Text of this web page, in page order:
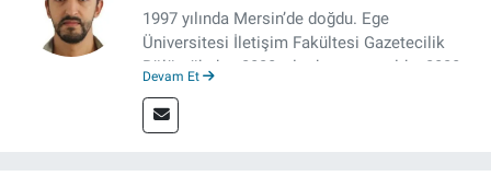
1997 yılında Mersin’de doğdu. Ege
Üniversitesi İletişim Fakültesi Gazetecilik
Bölümü’nden 2020 yılında mezun oldu. 2020
editörü, muhabir, rejisör olarak çalıştı.
Meslek hayatına İzmir’de başlayan gazeteci,
Devam Et